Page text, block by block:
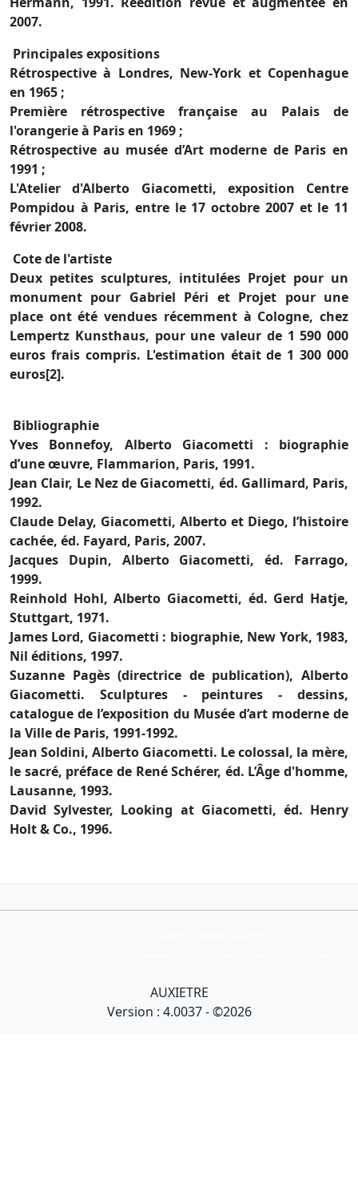
2007.
Principales expositions
Rétrospective à Londres, New-York et Copenhague
en 1965 ;
Première rétrospective française au Palais de
l'orangerie à Paris en 1969 ;
Rétrospective au musée d’Art moderne de Paris en
1991 ;
L'Atelier d'Alberto Giacometti, exposition Centre
Pompidou à Paris, entre le 17 octobre 2007 et le 11
février 2008.
Cote de l'artiste
Deux petites sculptures, intitulées Projet pour un
monument pour Gabriel Péri et Projet pour une
place ont été vendues récemment à Cologne, chez
Lempertz Kunsthaus, pour une valeur de 1 590 000
euros frais compris. L'estimation était de 1 300 000
euros[2].
Bibliographie
Yves Bonnefoy, Alberto Giacometti : biographie
d’une œuvre, Flammarion, Paris, 1991.
Jean Clair, Le Nez de Giacometti, éd. Gallimard, Paris,
1992.
Claude Delay, Giacometti, Alberto et Diego, l’histoire
cachée, éd. Fayard, Paris, 2007.
Jacques Dupin, Alberto Giacometti, éd. Farrago,
1999.
Reinhold Hohl, Alberto Giacometti, éd. Gerd Hatje,
Stuttgart, 1971.
James Lord, Giacometti : biographie, New York, 1983,
Nil éditions, 1997.
Suzanne Pagès (directrice de publication), Alberto
Giacometti. Sculptures - peintures - dessins,
catalogue de l’exposition du Musée d’art moderne de
la Ville de Paris, 1991-1992.
Jean Soldini, Alberto Giacometti. Le colossal, la mère,
le sacré, préface de René Schérer, éd. L’Âge d'homme,
Lausanne, 1993.
David Sylvester, Looking at Giacometti, éd. Henry
Holt & Co., 1996.
AUXIETRE
Version : 4.0037 - ©2026